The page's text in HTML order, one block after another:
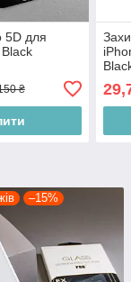
5D для
₴
–15%